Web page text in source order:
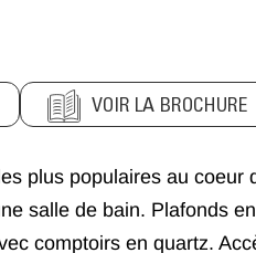
VOIR LA BROCHURE
plus populaires au
salle de bain. Plafonds
comptoirs en quartz.